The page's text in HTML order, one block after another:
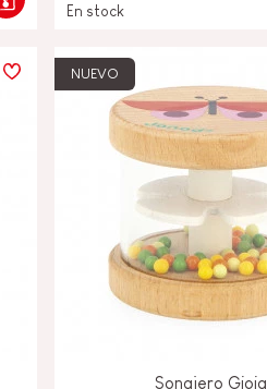
En stock
NUEVO
Sonajero Gioia